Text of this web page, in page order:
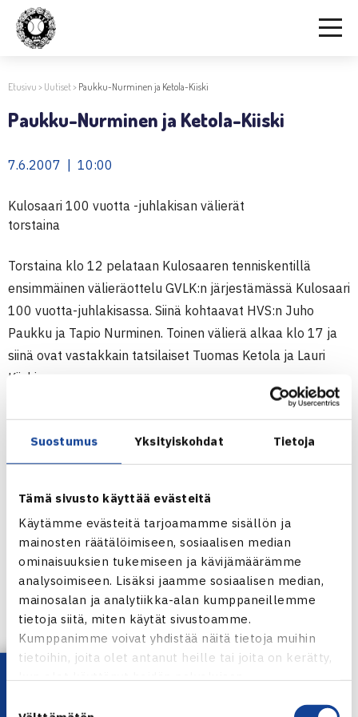
Suostumus Yksityiskohdat Tietoja
Tämä sivusto käyttää evästeitä
Käytämme evästeitä tarjoamamme sisällön ja
mainosten räätälöimiseen, sosiaalisen median
ominaisuuksien tukemiseen ja kävijämäärämme
analysoimiseen. Lisäksi jaamme sosiaalisen median,
mainosalan ja analytiikka-alan kumppaneillemme
tietoja siitä, miten käytät sivustoamme.
Kumppanimme voivat yhdistää näitä tietoja muihin
tietoihin, joita olet antanut heille tai joita on kerätty,
Etusivu > Uutiset> Paukku-Nurminen ja Ketola-Kiiski
Paukku-Nurminen ja Ketola-Kiiski
7.6.2007 | 10:00
Kulosaari 100 vuotta -juhlakisan välierät
torstaina
Torstaina klo 12 pelataan Kulosaaren tenniskentillä
ensimmäinen välieräottelu GVLK:n järjestämässä Kulosaari
100 vuotta-juhlakisassa. Siinä kohtaavat HVS:n Juho
Paukku ja Tapio Nurminen. Toinen välierä alkaa klo 17 ja
siinä ovat vastakkain tatsilaiset Tuomas Ketola ja Lauri
Kiiski.
Perjantaina pelataan turnauksen loppuottelu klo 16
alkaen. Ottelu ratkeaa paras viidestä –periaatteella. Kisan
voittaja saa huiman, 2.500 euron rahapalkinnon. (RN)
Miesten avoin
Puolivälierät: Juho Paukku HVS – Mika Purho MVS 61 62,
Tapio Nurminen HVS – Sami Huurinainen JTS 62 63,
Tuomas Ketola TaTS – Ilja Orre Sata 62 62, Lauri Kiiski
TaTS – Tuomo Ojala HVS 63 64
Jaa: